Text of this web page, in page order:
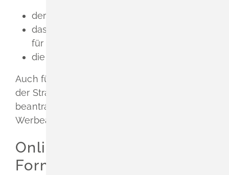
der Verkauf von Waren aller Art
das Aufstellen von Tischen und Stühlen
für ein Straßencafé
die Ausübung von Straßenkunst
Auch für die Nutzung des Luftraums über
der Straße müssen Sie eine Genehmigung
beantragen
Werbeanlagen oder Warenautomaten)
Onlineantrag und
Formulare